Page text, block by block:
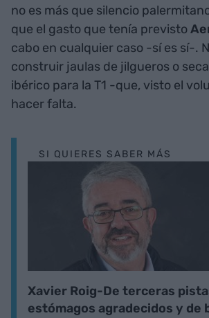
no es más que silencio
que el gasto que tenía previsto
cabo en cualquier caso -sí es sí-.
construir jaulas de jilgueros o
ibérico para la T1 -que, visto el
hacer falta.
SI QUIERES SABER MÁS
Xavier Roig-De terceras
estómagos agradecidos y de